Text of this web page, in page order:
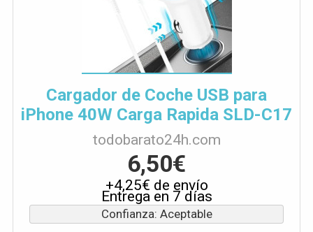
Cargador de Coche USB para
iPhone 40W Carga Rapida SLD-C17
todobarato24h.com
6,50€
+4,25€ de envío
Entrega en 7 días
Confianza: Aceptable